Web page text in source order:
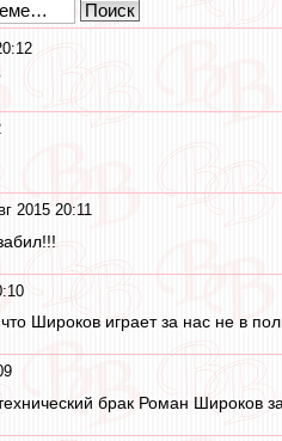
2015 20:11
Широков играет за нас не в
брак Роман Широков